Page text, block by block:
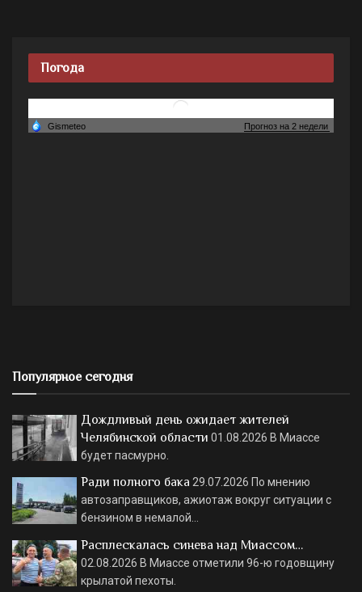
Погода
Популярное сегодня
Дождливый день ожидает жителей
Челябинской области 01.08.2026 В Миассе
будет пасмурно.
Ради полного бака 29.07.2026 По мнению
автозаправщиков, ажиотаж вокруг ситуации с
бензином в немалой…
Расплескалась синева над Миассом…
02.08.2026 В Миассе отметили 96-ю годовщину
крылатой пехоты.